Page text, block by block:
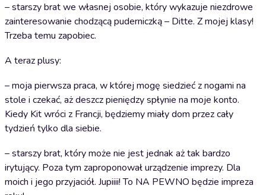
– starszy brat we własnej osobie, który wykazuje niezdrowe
zainteresowanie chodzącą puderniczką – Ditte. Z mojej klasy!
Trzeba temu zapobiec.
A teraz plusy:
– moja pierwsza praca, w której mogę siedzieć z nogami na
stole i czekać, aż deszcz pieniędzy spłynie na moje konto.
Kiedy Kit wróci z Francji, będziemy miały dom przez cały
tydzień tylko dla siebie.
– starszy brat, który może nie jest jednak aż tak bardzo
irytujący. Poza tym zaproponował urządzenie imprezy. Dla
moich i jego przyjaciół. Jupiiii! To NA PEWNO będzie impreza